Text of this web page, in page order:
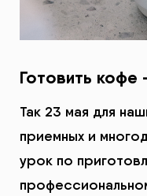
Готовить кофе
Так 23 мая для
приемных и
урок по